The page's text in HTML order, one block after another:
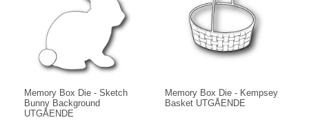
Memory Box Die - Sketch
Bunny Background
UTGÅENDE
Memory Box Die - Kempsey
Basket UTGÅENDE